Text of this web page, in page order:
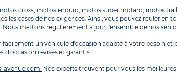
cross, motos enduro, motos super motard, motos
cases de nos exigences. Ainsi, vous pouvez rouler en
mettons régulièrement à jour l'ensemble de nos
un véhicule d'occasion adapté à votre besoin et
révisés et garantis.
avenue.com. Nos experts trouvent pour vous les